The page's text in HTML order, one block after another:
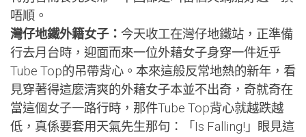
唔順。
灣仔地鐵外籍女子： 今天收工在灣仔地鐵站，正準備
行去月台時，迎面而來一位外藉女子身穿一件近乎
Tube Top的吊帶背心。本來這般反常地熱的新年，看
見穿著得這麼清爽的外藉女子本並不出奇，奇就奇在
當這個女子一路行時，那件Tube Top背心就越跌越
低，真係要套用天氣先生那句：「Is Falling!」眼見這